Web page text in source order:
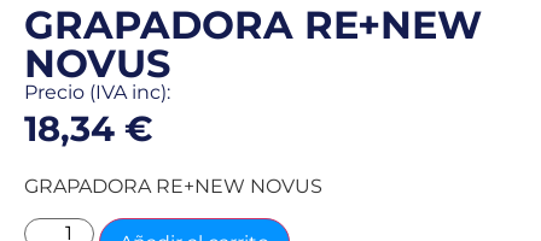
GRAPADORA RE+NEW
NOVUS
Precio (IVA inc):
18,34 €
GRAPADORA RE+NEW NOVUS